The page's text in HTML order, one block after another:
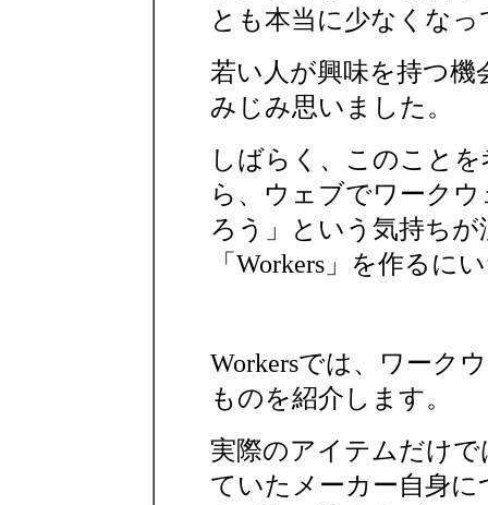
とも本当に少なくな
若い人が興味を持つ
みじみ思いました。
しばらく、このこと
ら、ウェブでワーク
ろう」という気持ち
「Workers」を作るに
Workersでは、ワーク
ものを紹介します。
実際のアイテムだけ
ていたメーカー自身